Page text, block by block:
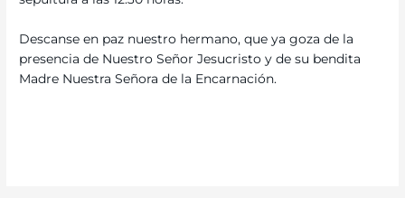
Descanse en paz nuestro hermano, que ya goza de la
presencia de Nuestro Señor Jesucristo y de su bendita
Madre Nuestra Señora de la Encarnación.